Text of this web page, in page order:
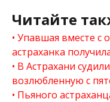
Читайте
Упавшая вместе с
астраханка
В Астрахани
возлюбленную с
Пьяного